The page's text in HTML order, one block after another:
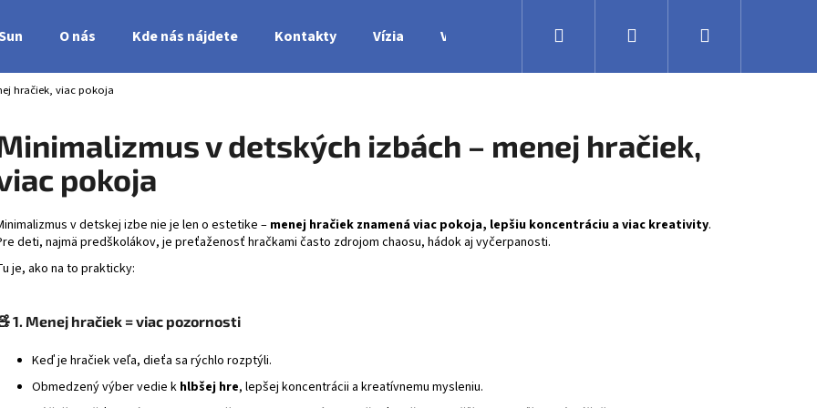
O nás Kde nás nájdete Kontakty Vízia Výroba Obchodné podmienky Veľkoobchodná
Prihlásenie
hračiek, viac pokoja
v detských izbách – menej hračiek,
pokoja
v detskej izbe nie je len o estetike –menej hračiek znamená viac pokoja, lepšiu koncentráciu a viac kreativity.
deti, najmä predškolákov, je preťaženosť hračkami často zdrojom chaosu, hádok aj vyčerpanosti.
je, ako na to prakticky:
1. Menej hračiek = viac pozornosti
Keď je hračiek veľa, dieťa sa rýchlo rozptýli.
Obmedzený výber vedie k hlbšej hre, lepšej koncentrácii a kreatívnemu mysleniu.
Čo potrebujete nájsť?